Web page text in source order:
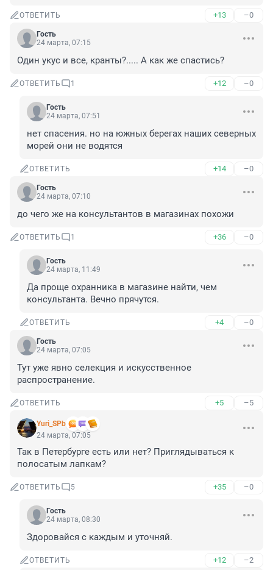
ОТВЕТИТЬ +13 –0
Гость
24 марта, 07:15
Один укус и все, кранты?..... А как же спастись?
ОТВЕТИТЬ 1 +12 –0
Гость
24 марта, 07:51
нет спасения. но на южных берегах наших северных
морей они не водятся
ОТВЕТИТЬ +14 –0
Гость
24 марта, 07:10
до чего же на консультантов в магазинах похожи
ОТВЕТИТЬ 1 +36 –0
Гость
24 марта, 11:49
Да проще охранника в магазине найти, чем
консультанта. Вечно прячутся.
ОТВЕТИТЬ +4 –0
Гость
24 марта, 07:05
Тут уже явно селекция и искусственное
распространение.
ОТВЕТИТЬ +5 –5
Yuri_SPb
24 марта, 07:05
Так в Петербурге есть или нет? Приглядываться к
полосатым лапкам?
ОТВЕТИТЬ 5 +35 –0
Гость
24 марта, 08:30
Здоровайся с каждым и уточняй.
ОТВЕТИТЬ +12 –2